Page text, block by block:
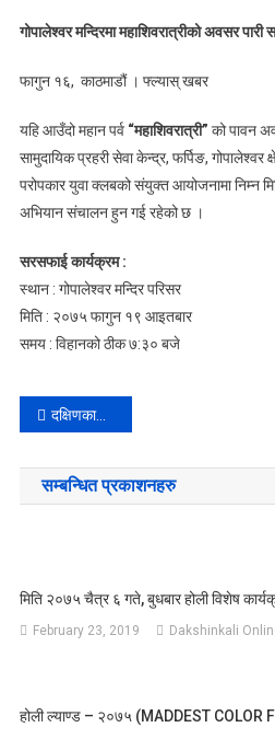
गोपालेश्वर मन्दिरमा महाशिवरात्रीको अवसर
फागुन १६, काठमाडौं । फ्ल्यास् खबर
यहि आउँदो महान पर्व “महाशिवरात्री” को पावन
सामुदायिक प्रहरी सेवा केन्द्र, फर्पिङ, गोपालेश्वर
परोपकार युवा क्लबको संयुक्त आयोजनामा निम्न
अभियान संचालन हुन गई रहेको छ ।
सरसफाई कार्यक्रम:
स्थान : गोपालेश्वर मन्दिर परिसर
मिति : २०७५ फागुन १९ आइतबार
समय : विहानको ठीक ७:३० बजे
Post
navigation
दक्षिणकाली नगरपालिकाको दोश्रो स्थापना दिवस (राज्य पुनर्संरचना पश्चात) :
सम्बन्धित प्रकाशनहरु
मिति २०७५ चैत्र ६ गते, बुधबार होली विशेष
February 23, 2019 Dakshinkali
होली ल्याण्ड – २०७५ (MADDEST COLOR